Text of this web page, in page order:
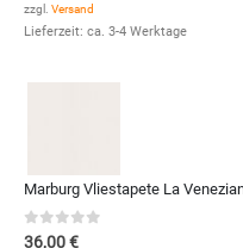
zzgl. Versand
Lieferzeit: ca. 3-4 Werktage
0out of 5
36,00€